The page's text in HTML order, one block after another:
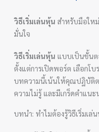
วิธีเริ่มเล่นหุ้น สำหรับมือให
มั่นใจ
วิธีเริ่มเล่นหุ้น แบบเป็นขั้นต
ตั้งแต่การเปิดพอร์ต เลือกโ
บทความนี้เน้นให้คุณปฏิบัติต
ความไม่รู้ และมีเกร็ดคำแน
บทนำ: ทำไมต้องรู้วิธีเริ่มเล่